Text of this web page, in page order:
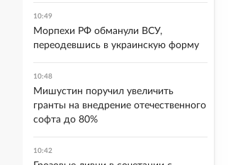
10:49
Морпехи РФ обманули ВСУ,
переодевшись в украинскую форму
10:48
Мишустин поручил увеличить
гранты на внедрение отечественного
софта до 80%
10:42